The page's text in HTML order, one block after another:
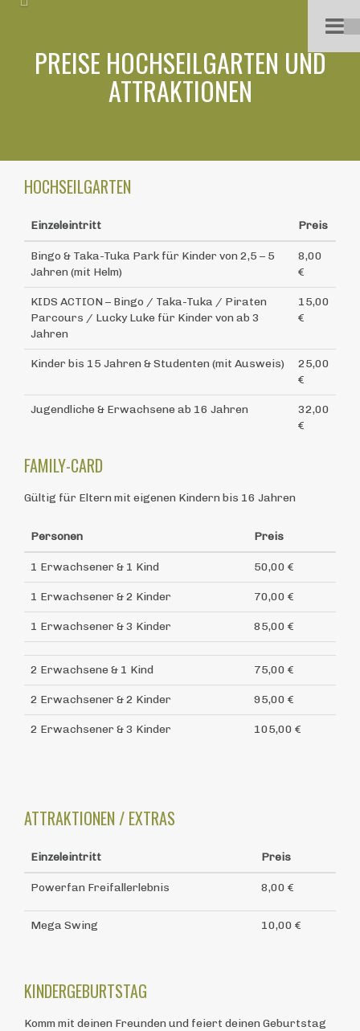
Previous
PREISE HOCHSEILGARTEN UND
ATTRAKTIONEN
HOCHSEILGARTEN
Einzeleintritt Preis
Bingo & Taka-Tuka Park für Kinder von 2,5 – 5
Jahren (mit Helm)
8,00
€
KIDS ACTION – Bingo / Taka-Tuka / Piraten
Parcours / Lucky Luke für Kinder von ab 3
Jahren
15,00
€
Kinder bis 15 Jahren & Studenten (mit Ausweis)
25,00
€
Jugendliche & Erwachsene ab 16 Jahren
32,00
€
FAMILY-CARD
Gültig für Eltern mit eigenen Kindern bis 16 Jahren
Personen Preis
1 Erwachsener & 1 Kind 50,00 €
1 Erwachsener & 2 Kinder 70,00 €
1 Erwachsener & 3 Kinder 85,00 €
2 Erwachsene & 1 Kind 75,00 €
2 Erwachsener & 2 Kinder 95,00 €
2 Erwachsener & 3 Kinder 105,00 €
ATTRAKTIONEN / EXTRAS
Einzeleintritt Preis
Powerfan Freifallerlebnis 8,00 €
Mega Swing 10,00 €
KINDERGEBURTSTAG
Komm mit deinen Freunden und feiert deinen Geburtstag